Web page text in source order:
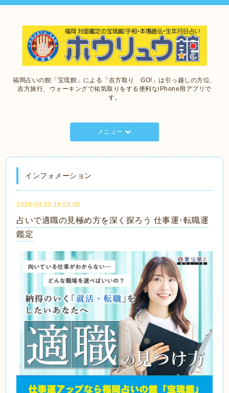
福岡占いの館「宝琉館」による「吉方取り GO!」は引っ越しの方位、
吉方旅行、ウォーキングで祐気取りをする便利なiPhone用アプリで
す。
メニュー
インフォメーション
2026-03-25 19:59:00
占いで適職の見極め方を深く探ろう 仕事運･転職運
鑑定